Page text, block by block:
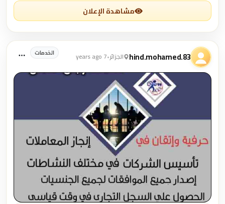
مشاهدة الإعلان
hind.mohamed.83 الجزائر•
7 years ago الخدمات